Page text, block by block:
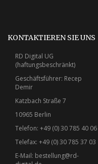
KONTAKTIEREN SIE UNS
RD Digital UG
(haftungsbeschränkt)
Geschäftsführer: Recep
Demir
Katzbach Straße 7
10965 Berlin
Telefon: +49 (0) 30 785 40 06
Telefax: +49 (0) 30 785 37 03
E-Mail: bestellung@rd-